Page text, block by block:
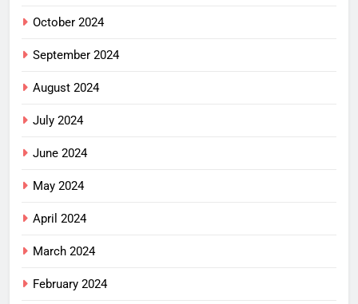
October 2024
September 2024
August 2024
July 2024
June 2024
May 2024
April 2024
March 2024
February 2024